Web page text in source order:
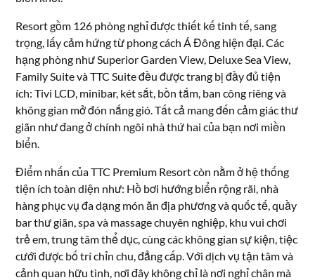
Resort gồm 126 phòng nghỉ được thiết kế tinh tế, sang
trọng, lấy cảm hứng từ phong cách Á Đông hiện đại. Các
hạng phòng như Superior Garden View, Deluxe Sea View,
Family Suite và TTC Suite đều được trang bị đầy đủ tiện
ích: Tivi LCD, minibar, két sắt, bồn tắm, ban công riêng và
không gian mở đón nắng gió. Tất cả mang đến cảm giác thư
giãn như đang ở chính ngôi nhà thứ hai của bạn nơi miền
biển.
Điểm nhấn của TTC Premium Resort còn nằm ở hệ thống
tiện ích toàn diện như: Hồ bơi hướng biển rộng rãi, nhà
hàng phục vụ đa dạng món ăn địa phương và quốc tế, quầy
bar thư giãn, spa và massage chuyên nghiệp, khu vui chơi
trẻ em, trung tâm thể dục, cùng các không gian sự kiện, tiệc
cưới được bố trí chỉn chu, đẳng cấp. Với dịch vụ tận tâm và
cảnh quan hữu tình, nơi đây không chỉ là nơi nghỉ chân mà